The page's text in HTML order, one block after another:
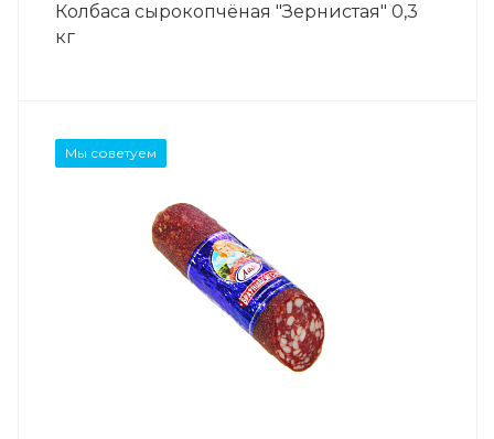
Колбаса сырокопчёная "Зернистая" 0,3
кг
Мы советуем